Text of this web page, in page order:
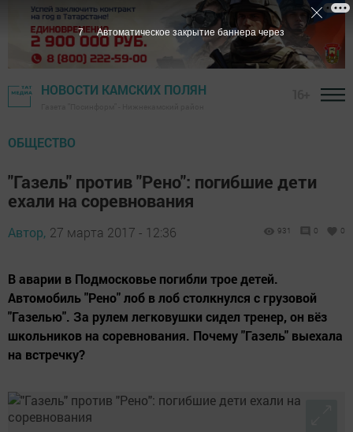
НОВОСТИ КАМСКИХ ПОЛЯН
ОБЩЕСТВО
"Газель" против "Рено": погибшие дети
ехали на соревнования
Автор, 27 марта 2017 - 12:36 931 0 0
В аварии в Подмосковье погибли трое детей.
Автомобиль "Рено" лоб в лоб столкнулся с грузовой
"Газелью". За рулем легковушки сидел тренер, он вёз
школьников на соревнования. Почему "Газель" выехала
на встречку?
6 Автоматическое закрытие баннера через